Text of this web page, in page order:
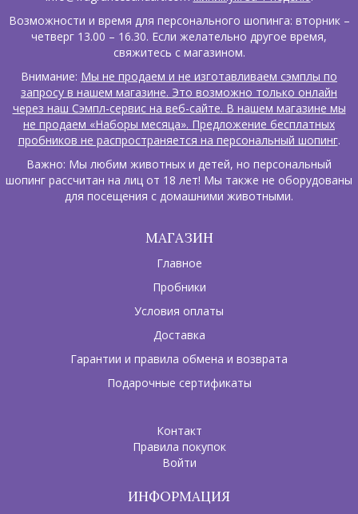
Возможности и время для персонального шопинга: вторник –
четверг 13.00 – 16.30. Если желательно другое время,
свяжитесь с магазином.
Внимание: Мы не продаем и не изготавливаем сэмплы по
запросу в нашем магазине. Это возможно только онлайн
через наш Сэмпл-сервис на веб-сайте. В нашем магазине мы
не продаем «Наборы месяца». Предложение бесплатных
пробников не распространяется на персональный шопинг.
Важно: Мы любим животных и детей, но персональный
шопинг рассчитан на лиц от 18 лет! Мы также не оборудованы
для посещения с домашними животными.
МАГАЗИН
Главное
Пробники
Условия оплаты
Доставка
Гарантии и правила обмена и возврата
Подарочные сертификаты
Контакт
Правила покупок
Войти
ИНФОРМАЦИЯ